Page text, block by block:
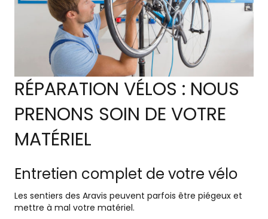
RÉPARATION VÉLOS : NOUS
PRENONS SOIN DE VOTRE
MATÉRIEL
Entretien complet de votre vélo
Les sentiers des Aravis peuvent parfois être piégeux et
mettre à mal votre matériel.